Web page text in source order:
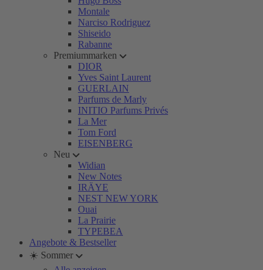
Montale
Narciso Rodriguez
Shiseido
Rabanne
Premiummarken
DIOR
Yves Saint Laurent
GUERLAIN
Parfums de Marly
INITIO Parfums Privés
La Mer
Tom Ford
EISENBERG
Neu
Widian
New Notes
IRÄYE
NEST NEW YORK
Ouai
La Prairie
TYPEBEA
Angebote & Bestseller
☀️ Sommer